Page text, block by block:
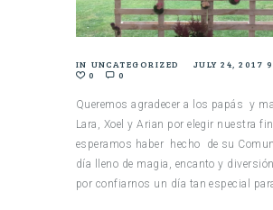
IN UNCATEGORIZED
JULY 24, 2017
0
0
Queremos agradecer a los papás y
Lara, Xoel y Arian por elegir nuestra
esperamos haber hecho de su
día lleno de magia, encanto y
por confiarnos un día tan especial